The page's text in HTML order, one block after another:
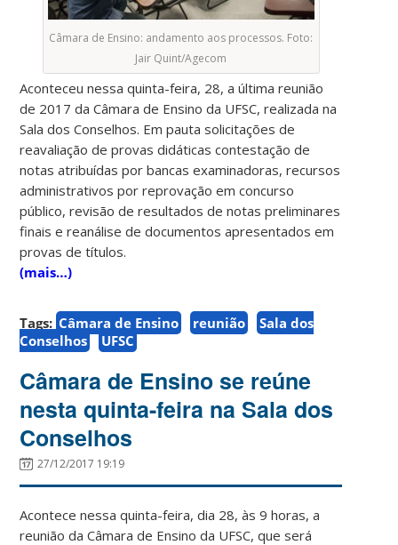
Câmara de Ensino: andamento aos processos. Foto:
Jair Quint/Agecom
Aconteceu nessa quinta-feira, 28, a última reunião
de 2017 da Câmara de Ensino da UFSC, realizada na
Sala dos Conselhos. Em pauta solicitações de
reavaliação de provas didáticas contestação de
notas atribuídas por bancas examinadoras, recursos
administrativos por reprovação em concurso
público, revisão de resultados de notas preliminares
finais e reanálise de documentos apresentados em
provas de títulos.
(mais…)
Tags: Câmara de Ensino reunião
Sala dos
Conselhos
UFSC
Câmara de Ensino se reúne
nesta quinta-feira na Sala dos
Conselhos
27/12/2017 19:19
Acontece nessa quinta-feira, dia 28, às 9 horas, a
reunião da Câmara de Ensino da UFSC, que será